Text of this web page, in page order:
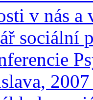
v nás
sociální